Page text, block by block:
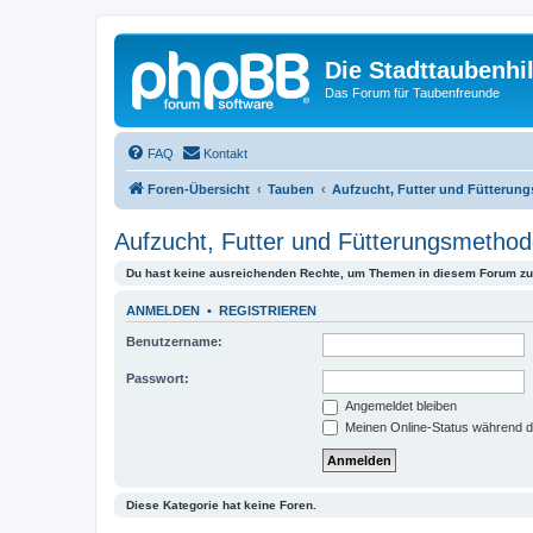
Die
Das Forum für Taubenfreunde
FAQ Kontakt
Foren-Übersicht Tauben Aufzucht, Futter und
Aufzucht, Futter und
Du hast keine ausreichenden Rechte, um Themen in diesem Forum
ANMELDEN • REGISTRIEREN
Benutzername:
Passwort:
Angemeldet bleiben
Meinen Online-Status während
Diese Kategorie hat keine Foren.